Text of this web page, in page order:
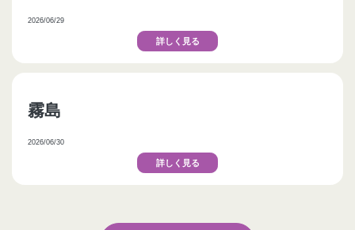
2026/06/29
詳しく見る
霧島
2026/06/30
詳しく見る